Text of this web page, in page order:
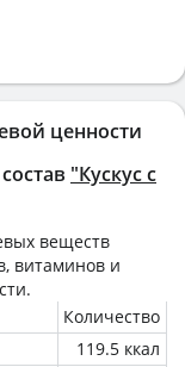
ценности
"Кускус с
веществ
витаминов и
Количество
119.5 ккал